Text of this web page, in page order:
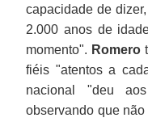
capacidade de
2.000 anos de
momento". Romero
fiéis "atentos a
nacional "deu
observando que